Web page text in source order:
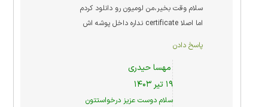
سلام وقت بخیر،من لومیون رو دانلود کردم
اما اصلا certificate نداره داخل پوشه اش
پاسخ دادن
مهسا حیدری
۱۹ تیر ۱۴۰۳
سلام دوست عزیز درخواستتون